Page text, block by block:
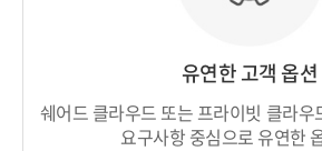
유연한 고객 옵션
쉐어드 클라우드 또는 프라이빗 클라우
요구사항 중심으로 유연한